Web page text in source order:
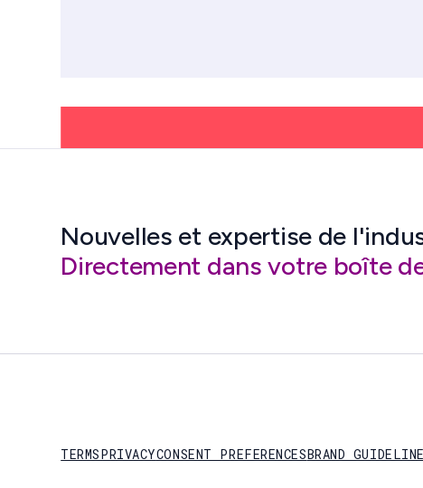
Nouvelles et expertise de
Directement dans votre boîte
TERMSPRIVACYCONSENT PREFERENCESBRAND